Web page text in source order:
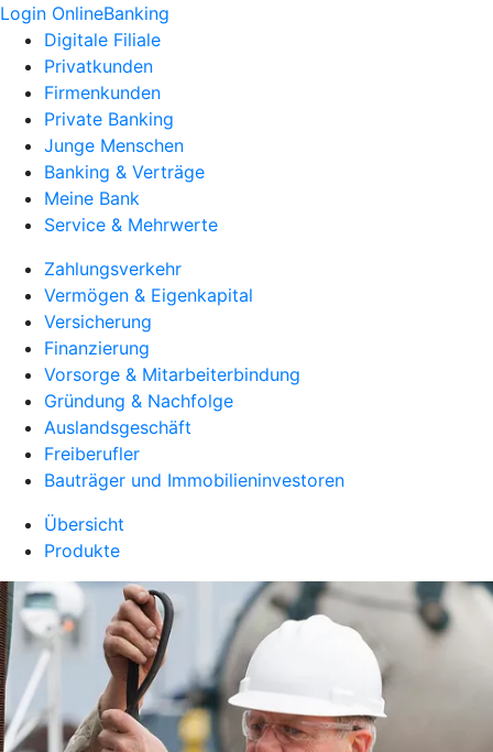
Login OnlineBanking
Digitale Filiale
Privatkunden
Firmenkunden
Private Banking
Junge Menschen
Banking & Verträge
Meine Bank
Service & Mehrwerte
Zahlungsverkehr
Vermögen & Eigenkapital
Versicherung
Finanzierung
Vorsorge & Mitarbeiterbindung
Gründung & Nachfolge
Auslandsgeschäft
Freiberufler
Bauträger und Immobilieninvestoren
Übersicht
Produkte